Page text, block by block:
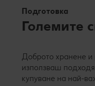
Подготовка
Големите
Доброто хранене
използваш
купуване на най-